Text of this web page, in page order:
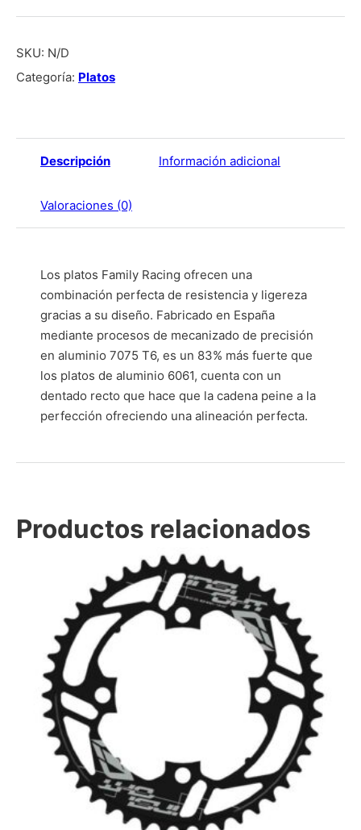
SKU: N/D
Categoría: Platos
Descripción Información adicional
Valoraciones (0)
Los platos Family Racing ofrecen una
combinación perfecta de resistencia y ligereza
gracias a su diseño. Fabricado en España
mediante procesos de mecanizado de precisión
en aluminio 7075 T6, es un 83% más fuerte que
los platos de aluminio 6061, cuenta con un
dentado recto que hace que la cadena peine a la
perfección ofreciendo una alineación perfecta.
Productos relacionados